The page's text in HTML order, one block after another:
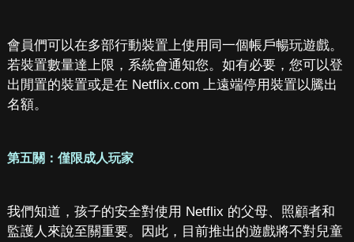
會員們可以在多部行動裝置上使用同一個帳戶暢玩遊戲。
若裝置數量達上限，系統會通知您。如有必要，您可以登
出閒置的裝置或是在 Netflix.com 上遠端停用裝置以騰出
名額。
第五關：僅限成人玩家
我們知道，孩子的安全對使用 Netflix 的父母、照顧者和
監護人來說至關重要。因此，目前推出的遊戲將不對兒童